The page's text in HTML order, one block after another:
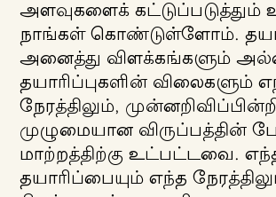
அளவுகளைக் கட்டுப்படுத்தும்
நாங்கள் கொண்டுள்ளோம்.
அனைத்து விளக்கங்களும்
தயாரிப்புகளின் விலைகளும்
நேரத்திலும்,
முழுமையான விருப்பத்தின்
மாற்றத்திற்கு உட்பட்டவை.
தயாரிப்பையும் எந்த